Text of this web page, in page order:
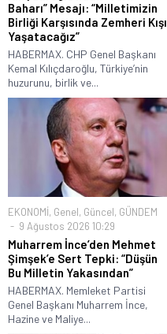
Baharı” Mesajı: “Milletimizin
Birliği Karşısında Zemheri Kışı
Yaşatacağız”
HABERMAX. CHP Genel Başkanı
Kemal Kılıçdaroğlu, Türkiye’nin
huzurunu, birlik ve...
EKONOMİ, Genel, Güncel, GÜNDEM
9 Ağustos 2026 10:29
Muharrem İnce’den Mehmet
Şimşek’e Sert Tepki: “Düşün
Bu Milletin Yakasından”
HABERMAX. Memleket Partisi
Genel Başkanı Muharrem İnce,
Hazine ve Maliye...